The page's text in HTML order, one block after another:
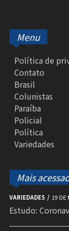
Menu
Política de
Contato
Brasil
Colunistas
Paraíba
Policial
Política
Variedades
Mais
VARIEDADES 19 DE
Estudo: